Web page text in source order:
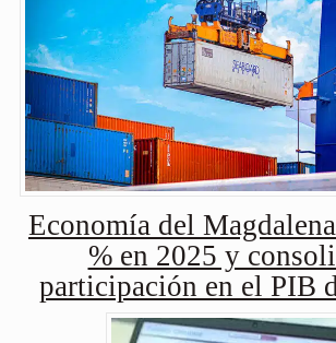
Economía del
% en 2025 y
participación en el PIB